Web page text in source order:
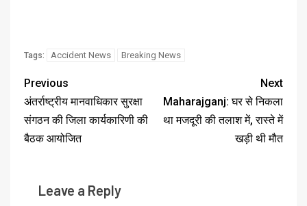
Tags: Accident News Breaking News
Previous
अंतर्राष्ट्रीय मानवाधिकार सुरक्षा
संगठन की जिला कार्यकारिणी की
बैठक आयोजित
Next
Maharajganj: घर से निकला
था मजदूरी की तलाश में, रास्ते में
खड़ी थी मौत
Leave a Reply